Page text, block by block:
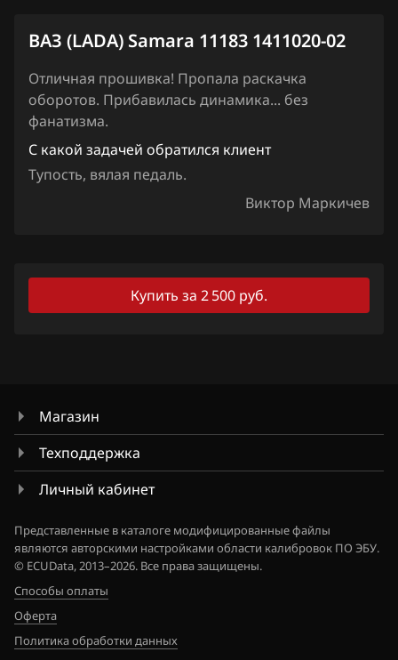
Hummer
Hyundai
Infiniti
Iran Khodro
Jaecoo
Jetour
Kaiyi
Kia
KYC
Lancia
Land Rover
ВАЗ (LADA) Samara 11183 1411020-02
Отличная прошивка! Пропала раскачка
оборотов. Прибавилась динамика... без
фанатизма.
С какой задачей обратился клиент
Тупость, вялая педаль.
Виктор Маркичев
Купить за 2 500 руб.
Магазин
Техподдержка
Личный кабинет
Представленные в каталоге модифицированные файлы
являются авторскими настройками области калибровок ПО ЭБУ.
© ECUData, 2013–2026. Все права защищены.
Способы оплаты
Оферта
Политика обработки данных